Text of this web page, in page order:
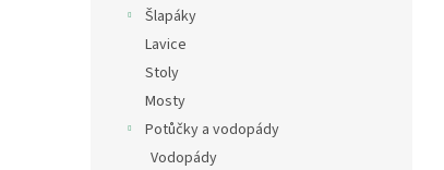
Šlapáky
Lavice
Stoly
Mosty
Potůčky a vodopády
Vodopády